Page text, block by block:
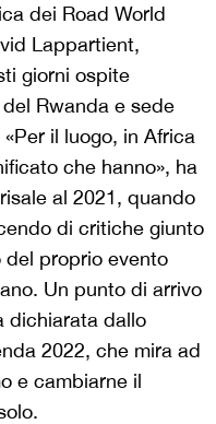
dei Road World
Lappartient,
giorni ospite
Rwanda e sede
il luogo, in Africa
che hanno», ha
al 2021, quando
di critiche giunto
del proprio evento
Un punto di arrivo
dichiarata dallo
2022, che mira ad
e cambiarne il